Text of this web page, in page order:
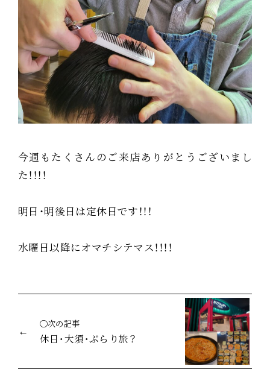
今週もたくさんのご来店ありがとうございまし
た！！！！
明日・明後日は定休日です！！！
水曜日以降にオマチシテマス！！！！
◯次の記事
休日・大須・ぶらり旅？